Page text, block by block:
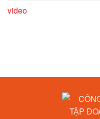
video